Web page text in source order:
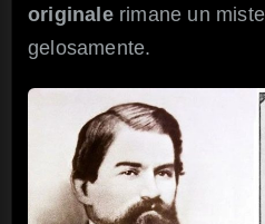
originalerimane un
gelosamente.